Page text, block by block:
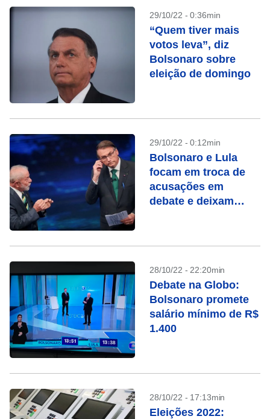
29/10/22 - 0:36min
“Quem tiver mais
votos leva”, diz
Bolsonaro sobre
eleição de domingo
29/10/22 - 0:12min
Bolsonaro e Lula
focam em troca de
acusações em
debate e deixam
28/10/22 - 22:20min
Debate na Globo:
Bolsonaro promete
salário mínimo de R$
1.400
28/10/22 - 17:13min
Eleições 2022: